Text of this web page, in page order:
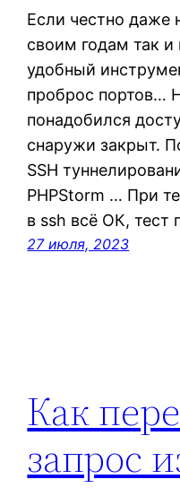
Если честно даже
своим годам так и
удобный
проброс портов…
понадобился
снаружи закрыт.
SSH
PHPStorm … При
в ssh всё ОК, тест
27 июля, 2023
Как
запрос